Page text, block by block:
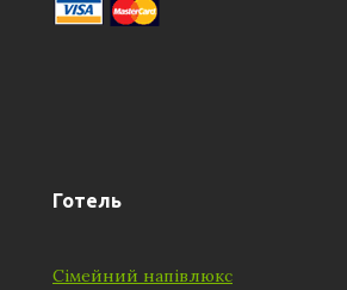
Готель
Сімейний напівлюкс